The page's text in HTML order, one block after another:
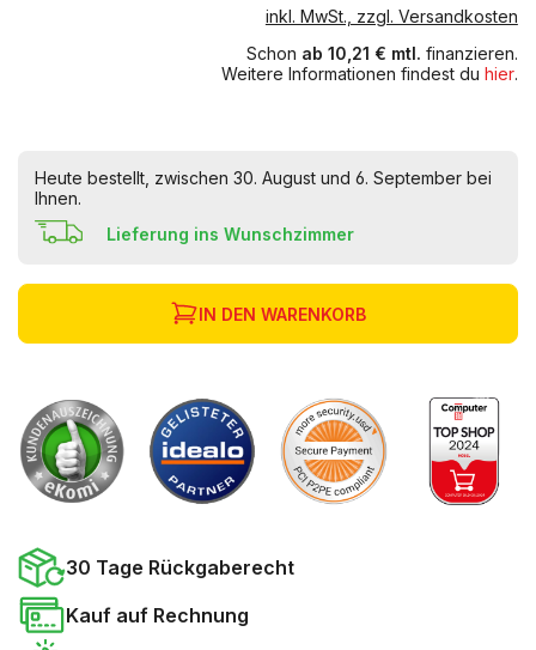
inkl. MwSt., zzgl. Versandkosten
Schon ab 10,21 € mtl. finanzieren.
Weitere Informationen findest du hier.
Heute bestellt, zwischen 30. August und 6. September bei
Ihnen.
Lieferung ins Wunschzimmer
IN DEN WARENKORB
30 Tage Rückgaberecht
Kauf auf Rechnung